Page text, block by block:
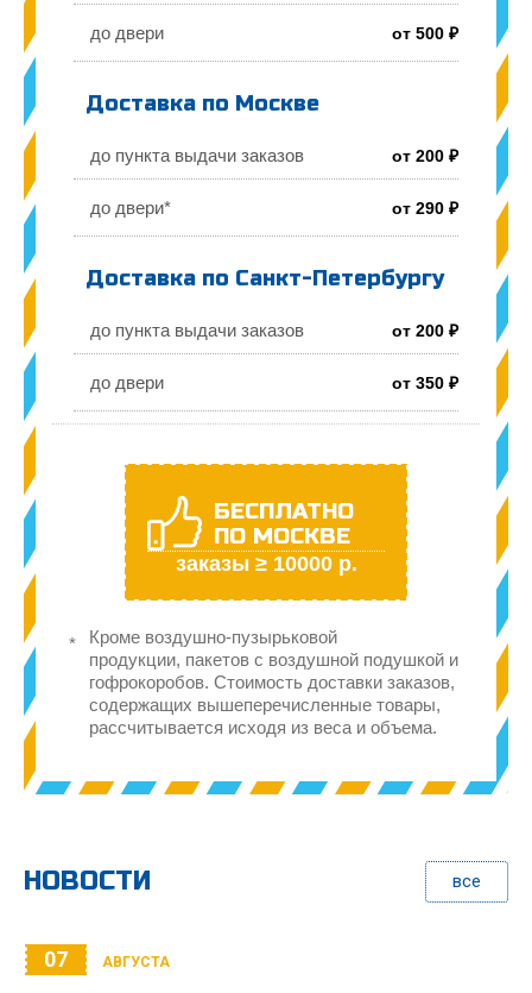
до двери от 500 ₽
Доставка по Москве
до пункта выдачи заказов от 200 ₽
до двери* от 290 ₽
Доставка по Санкт-Петербургу
до пункта выдачи заказов от 200 ₽
до двери от 350 ₽
БЕСПЛАТНО
ПО МОСКВЕ
заказы ≥ 10000 р.
Кроме воздушно-пузырьковой
продукции, пакетов с воздушной подушкой и
гофрокоробов. Стоимость доставки заказов,
содержащих вышеперечисленные товары,
рассчитывается исходя из веса и объема.
НОВОСТИ все
07 АВГУСТА